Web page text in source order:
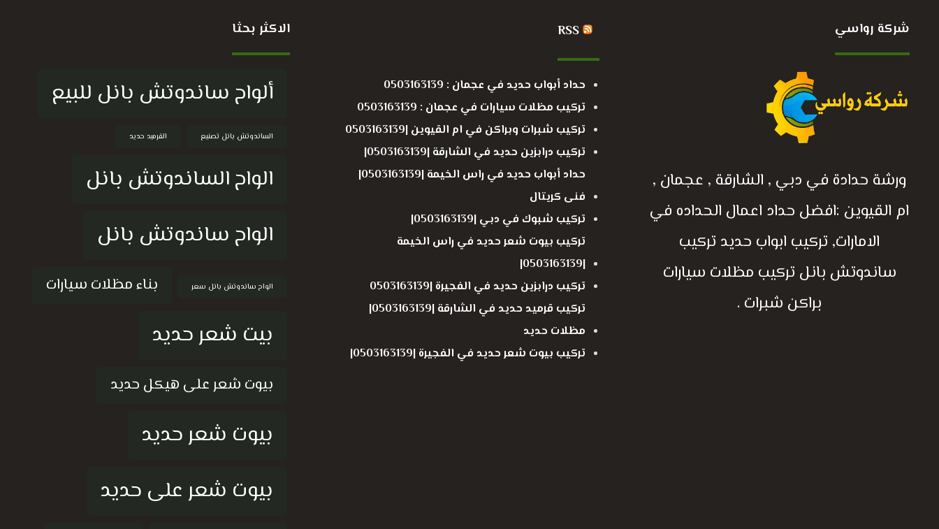
شركة رواسي
ورشة حدادة في دبي , الشارقة , عجمان ,
ام القيوين :افضل حداد اعمال الحداده في
الامارات, تركيب ابواب حديد تركيب
ساندوتش بانل تركيب مظلات سيارات
براكن شبرات .
RSS
حداد أبواب حديد في عجمان : 0503163139
تركيب مظلات سيارات في عجمان : 0503163139
تركيب شبرات وبراكن في ام القيوين |0503163139
تركيب درابزين حديد في الشارقة |0503163139|
حداد أبواب حديد في راس الخيمة |0503163139|
فنى كريتال
تركيب شبوك في دبي |0503163139|
تركيب بيوت شعر حديد في راس الخيمة
|0503163139|
تركيب درابزين حديد في الفجيرة |0503163139
تركيب قرميد حديد في الشارقة |0503163139|
مظلات حديد
تركيب بيوت شعر حديد في الفجيرة |0503163139|
الاكثر بحثا
ألواح ساندوتش بانل للبيع
الساندوتش بانل تصنيع القرميد حديد
الواح الساندوتش بانل
الواح ساندوتش بانل
الواح ساندوتش بانل سعر بناء مظلات سيارات
بيت شعر حديد
بيوت شعر على هيكل حديد
بيوت شعر حديد
بيوت شعر على حديد